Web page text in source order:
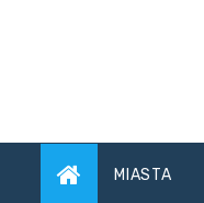
MIASTA